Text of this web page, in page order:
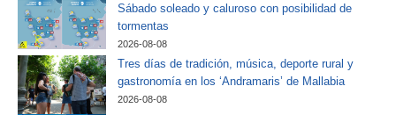
Sábado soleado y caluroso con posibilidad de
tormentas
2026-08-08
Tres días de tradición, música, deporte rural y
gastronomía en los ‘Andramaris’ de Mallabia
2026-08-08